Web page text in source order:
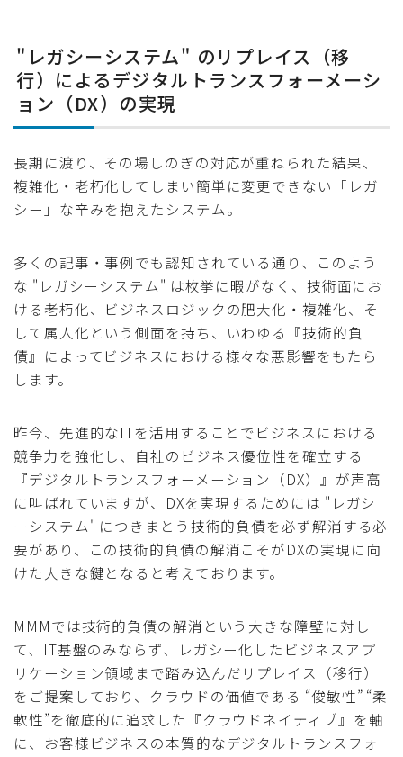
"レガシーシステム" のリプレイス（移
行）によるデジタルトランスフォーメーシ
ョン（DX）の実現
長期に渡り、その場しのぎの対応が重ねられた結果、
複雑化・老朽化してしまい簡単に変更できない「レガ
シー」な辛みを抱えたシステム。
多くの記事・事例でも認知されている通り、このよう
な "レガシーシステム" は枚挙に暇がなく、技術面にお
ける老朽化、ビジネスロジックの肥大化・複雑化、そ
して属人化という側面を持ち、いわゆる『技術的負
債』によってビジネスにおける様々な悪影響をもたら
します。
昨今、先進的なITを活用することでビジネスにおける
競争力を強化し、自社のビジネス優位性を確立する
『デジタルトランスフォーメーション（DX）』が声高
に叫ばれていますが、DXを実現するためには "レガシ
ーシステム" につきまとう技術的負債を必ず解消する必
要があり、この技術的負債の解消こそがDXの実現に向
けた大きな鍵となると考えております。
MMMでは技術的負債の解消という大きな障壁に対し
て、IT基盤のみならず、レガシー化したビジネスアプ
リケーション領域まで踏み込んだリプレイス（移行）
をご提案しており、クラウドの価値である “俊敏性” “柔
軟性”を徹底的に追求した『クラウドネイティブ』を軸
に、お客様ビジネスの本質的なデジタルトランスフォ